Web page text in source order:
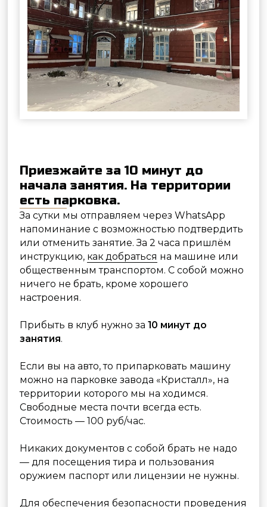
или отменить занятие. За 2 часа пришлём
инструкцию,как добраться
на машине или
общественным транспортом. С собой можно
ничего не брать, кроме хорошего
настроения.
Прибыть в клуб нужно за10 минут до
занятия.
Если вы на авто, то припарковать машину
можно на парковке завода «Кристалл», на
территории которого мы на ходимся.
— для посещения тира и пользования
оружием паспорт или лицензии не нужны.
Для обеспечения безопасности проведения
занятий,лица, в нетрезвом состоянии, с
В помещении клуба строгозапрещено
курение любых типов сигарет, в том числе
электронных сигарет, вейпов и т.п.
Одежда, кафе, зарядка
телефона. Посещение с детьми
специальная одежда. Главное, чтобы вам
снять непосредственно в галерее. Если вы